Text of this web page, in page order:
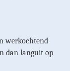
werkochtend
dan languit op